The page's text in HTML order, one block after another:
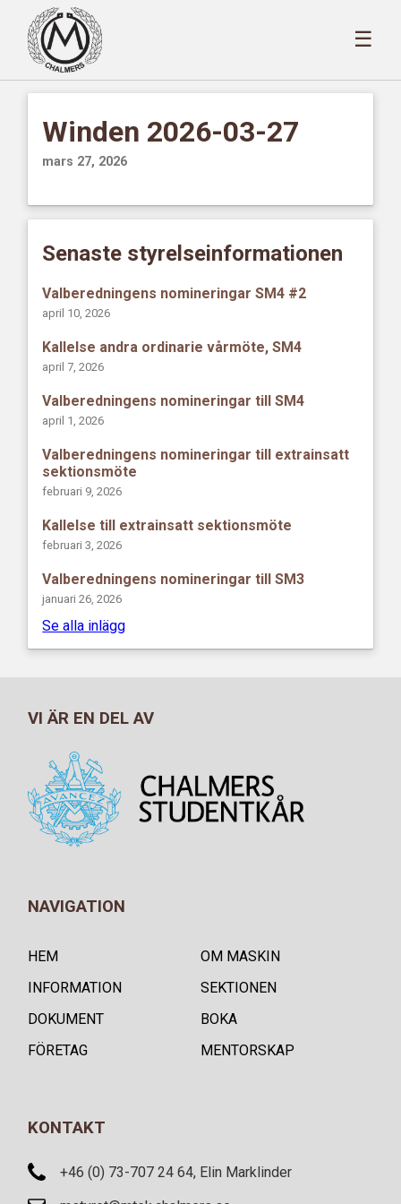
☰
Winden 2026-03-27
mars 27, 2026
Senaste styrelseinformationen
Valberedningens nomineringar SM4 #2
april 10, 2026
Kallelse andra ordinarie vårmöte, SM4
april 7, 2026
Valberedningens nomineringar till SM4
april 1, 2026
Valberedningens nomineringar till extrainsatt
sektionsmöte
februari 9, 2026
Kallelse till extrainsatt sektionsmöte
februari 3, 2026
Valberedningens nomineringar till SM3
januari 26, 2026
Se alla inlägg
VI ÄR EN DEL AV
NAVIGATION
HEM
OM MASKIN
INFORMATION
SEKTIONEN
DOKUMENT
BOKA
FÖRETAG
MENTORSKAP
KONTAKT
+46 (0) 73-707 24 64, Elin Marklinder